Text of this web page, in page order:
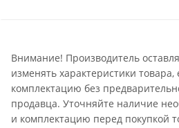
Внимание! Производитель
изменять характеристики
комплектацию без
продавца. Уточняйте наличие
и комплектацию перед покупкой